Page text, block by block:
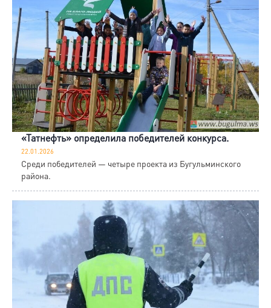
«Татнефть» определила победителей конкурса.
22.01.2026
Среди победителей — четыре проекта из Бугульминского
района.